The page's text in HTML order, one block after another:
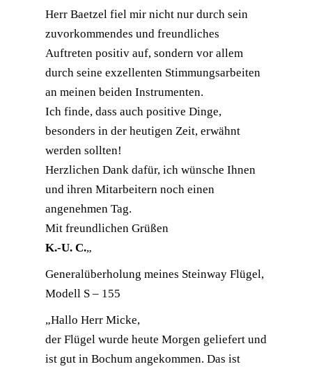
Herr Baetzel fiel mir nicht nur durch sein
zuvorkommendes und freundliches
Auftreten positiv auf, sondern vor allem
durch seine exzellenten Stimmungsarbeiten
an meinen beiden Instrumenten.
Ich finde, dass auch positive Dinge,
besonders in der heutigen Zeit, erwähnt
werden sollten!
Herzlichen Dank dafür, ich wünsche Ihnen
und ihren Mitarbeitern noch einen
angenehmen Tag.
Mit freundlichen Grüßen
K.-U. C.„
Generalüberholung meines Steinway Flügel,
Modell S – 155
„Hallo Herr Micke,
der Flügel wurde heute Morgen geliefert und
ist gut in Bochum angekommen. Das ist